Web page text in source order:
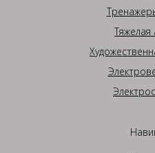
Тяжелая